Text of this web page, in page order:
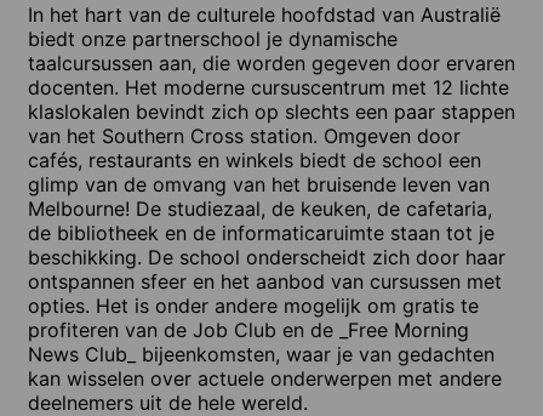
In het hart van de culturele hoofdstad van Australië
biedt onze partnerschool je dynamische
taalcursussen aan, die worden gegeven door ervaren
docenten. Het moderne cursuscentrum met 12 lichte
klaslokalen bevindt zich op slechts een paar stappen
van het Southern Cross station. Omgeven door
cafés, restaurants en winkels biedt de school een
glimp van de omvang van het bruisende leven van
Melbourne! De studiezaal, de keuken, de cafetaria,
de bibliotheek en de informaticaruimte staan tot je
beschikking. De school onderscheidt zich door haar
ontspannen sfeer en het aanbod van cursussen met
opties. Het is onder andere mogelijk om gratis te
profiteren van de Job Club en de _Free Morning
News Club_ bijeenkomsten, waar je van gedachten
kan wisselen over actuele onderwerpen met andere
deelnemers uit de hele wereld.